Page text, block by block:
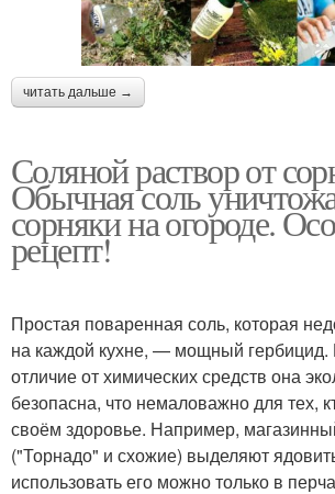
читать дальше →
Соляной раствор от
Обычная соль
сорняки на огороде.
рецепт!
Простая поваренная соль, которая
на каждой кухне, — мощный гербицид.
отличие от химических средств она
безопасна, что немаловажно для тех,
своём здоровье. Например,
("Торнадо" и схожие) выделяют
использовать его можно только в